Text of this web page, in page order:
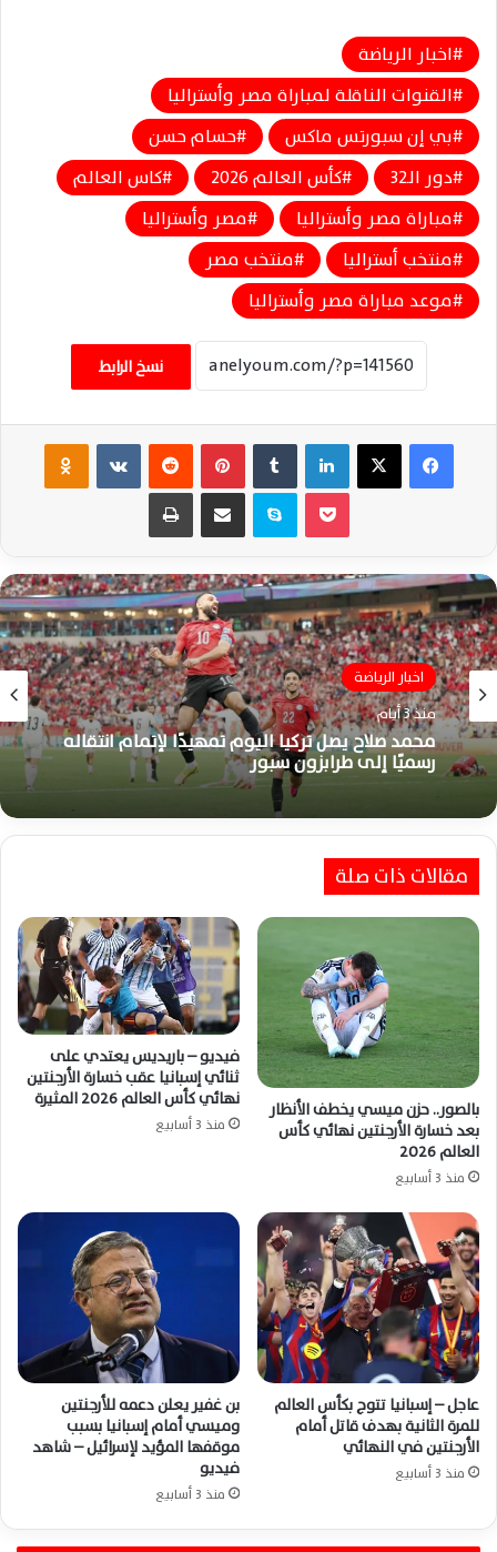
اخبار الرياضة
القنوات الناقلة لمباراة مصر وأستراليا
بي إن سبورتس ماكس
حسام حسن
دور الـ32
كأس العالم 2026
كاس العالم
مباراة مصر وأستراليا
مصر وأستراليا
منتخب أستراليا
منتخب مصر
موعد مباراة مصر وأستراليا
نسخ الرابط
فيسبوك ‫X لينكدإن بينتيريست ‏VKontakte
سكايب مشاركة عبر البريد طباعة
اخبار الرياضة
منذ 3 أيام
محمد صلاح يصل تركيا اليوم تمهيدًا لإتمام انتقاله
رسميًا إلى طرابزون سبور
مقالات ذات صلة
بالصور.. حزن ميسي يخطف الأنظار
بعد خسارة الأرجنتين نهائي كأس
العالم 2026
منذ 3 أسابيع
فيديو – باريديس يعتدي على
ثنائي إسبانيا عقب خسارة الأرجنتين
نهائي كأس العالم 2026 المثيرة
منذ 3 أسابيع
عاجل – إسبانيا تتوج بكأس العالم
للمرة الثانية بهدف قاتل أمام
الأرجنتين في النهائي
منذ 3 أسابيع
بن غفير يعلن دعمه للأرجنتين
وميسي أمام إسبانيا بسبب
موقفها المؤيد لإسرائيل – شاهد
فيديو
منذ 3 أسابيع